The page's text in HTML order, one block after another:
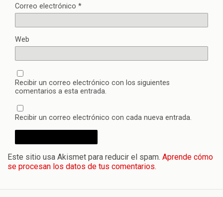
Correo electrónico *
Web
Recibir un correo electrónico con los siguientes
comentarios a esta entrada.
Recibir un correo electrónico con cada nueva entrada.
Este sitio usa Akismet para reducir el spam. Aprende cómo
se procesan los datos de tus comentarios.